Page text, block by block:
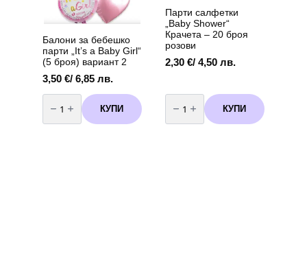
Балони за бебешко
парти „It’s a Baby Girl“
(5 броя) вариант 2
3,50 €/ 6,85 лв.
количество
за
Балони
за
КУПИ
Парти салфетки
„Baby Shower“
Крачета – 20 броя
розови
2,30 €/ 4,50 лв.
количество
за
Парти
салфетки
КУПИ